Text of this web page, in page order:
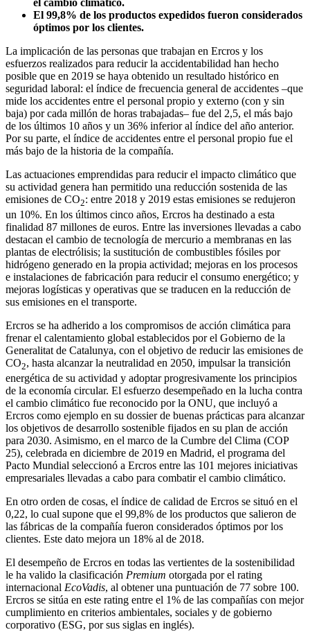
El 99,8% de los productos expedidos fueron considerados
óptimos por los clientes.
La implicación de las personas que trabajan en Ercros y los
esfuerzos realizados para reducir la accidentabilidad han hecho
posible que en 2019 se haya obtenido un resultado histórico en
seguridad laboral: el índice de frecuencia general de accidentes –que
mide los accidentes entre el personal propio y externo (con y sin
baja) por cada millón de horas trabajadas– fue del 2,5, el más bajo
de los últimos 10 años y un 36% inferior al índice del año anterior.
Por su parte, el índice de accidentes entre el personal propio fue el
más bajo de la historia de la compañía.
Las actuaciones emprendidas para reducir el impacto climático que
su actividad genera han permitido una reducción sostenida de las
emisiones de CO2: entre 2018 y 2019 estas emisiones se redujeron
un 10%. En los últimos cinco años, Ercros ha destinado a esta
finalidad 87 millones de euros. Entre las inversiones llevadas a cabo
destacan el cambio de tecnología de mercurio a membranas en las
plantas de electrólisis; la sustitución de combustibles fósiles por
hidrógeno generado en la propia actividad; mejoras en los procesos
e instalaciones de fabricación para reducir el consumo energético; y
mejoras logísticas y operativas que se traducen en la reducción de
sus emisiones en el transporte.
Ercros se ha adherido a los compromisos de acción climática para
frenar el calentamiento global establecidos por el Gobierno de la
Generalitat de Catalunya, con el objetivo de reducir las emisiones de
CO2, hasta alcanzar la neutralidad en 2050, impulsar la transición
energética de su actividad y adoptar progresivamente los principios
de la economía circular. El esfuerzo desempeñado en la lucha contra
el cambio climático fue reconocido por la ONU, que incluyó a
Ercros como ejemplo en su dossier de buenas prácticas para alcanzar
los objetivos de desarrollo sostenible fijados en su plan de acción
para 2030. Asimismo, en el marco de la Cumbre del Clima (COP
25), celebrada en diciembre de 2019 en Madrid, el programa del
Pacto Mundial seleccionó a Ercros entre las 101 mejores iniciativas
empresariales llevadas a cabo para combatir el cambio climático.
En otro orden de cosas, el índice de calidad de Ercros se situó en el
0,22, lo cual supone que el 99,8% de los productos que salieron de
las fábricas de la compañía fueron considerados óptimos por los
clientes. Este dato mejora un 18% al de 2018.
El desempeño de Ercros en todas las vertientes de la sostenibilidad
le ha valido la clasificación Premium otorgada por el rating
internacional EcoVadis, al obtener una puntuación de 77 sobre 100.
Ercros se sitúa en este rating entre el 1% de las compañías con mejor
cumplimiento en criterios ambientales, sociales y de gobierno
corporativo (ESG, por sus siglas en inglés).